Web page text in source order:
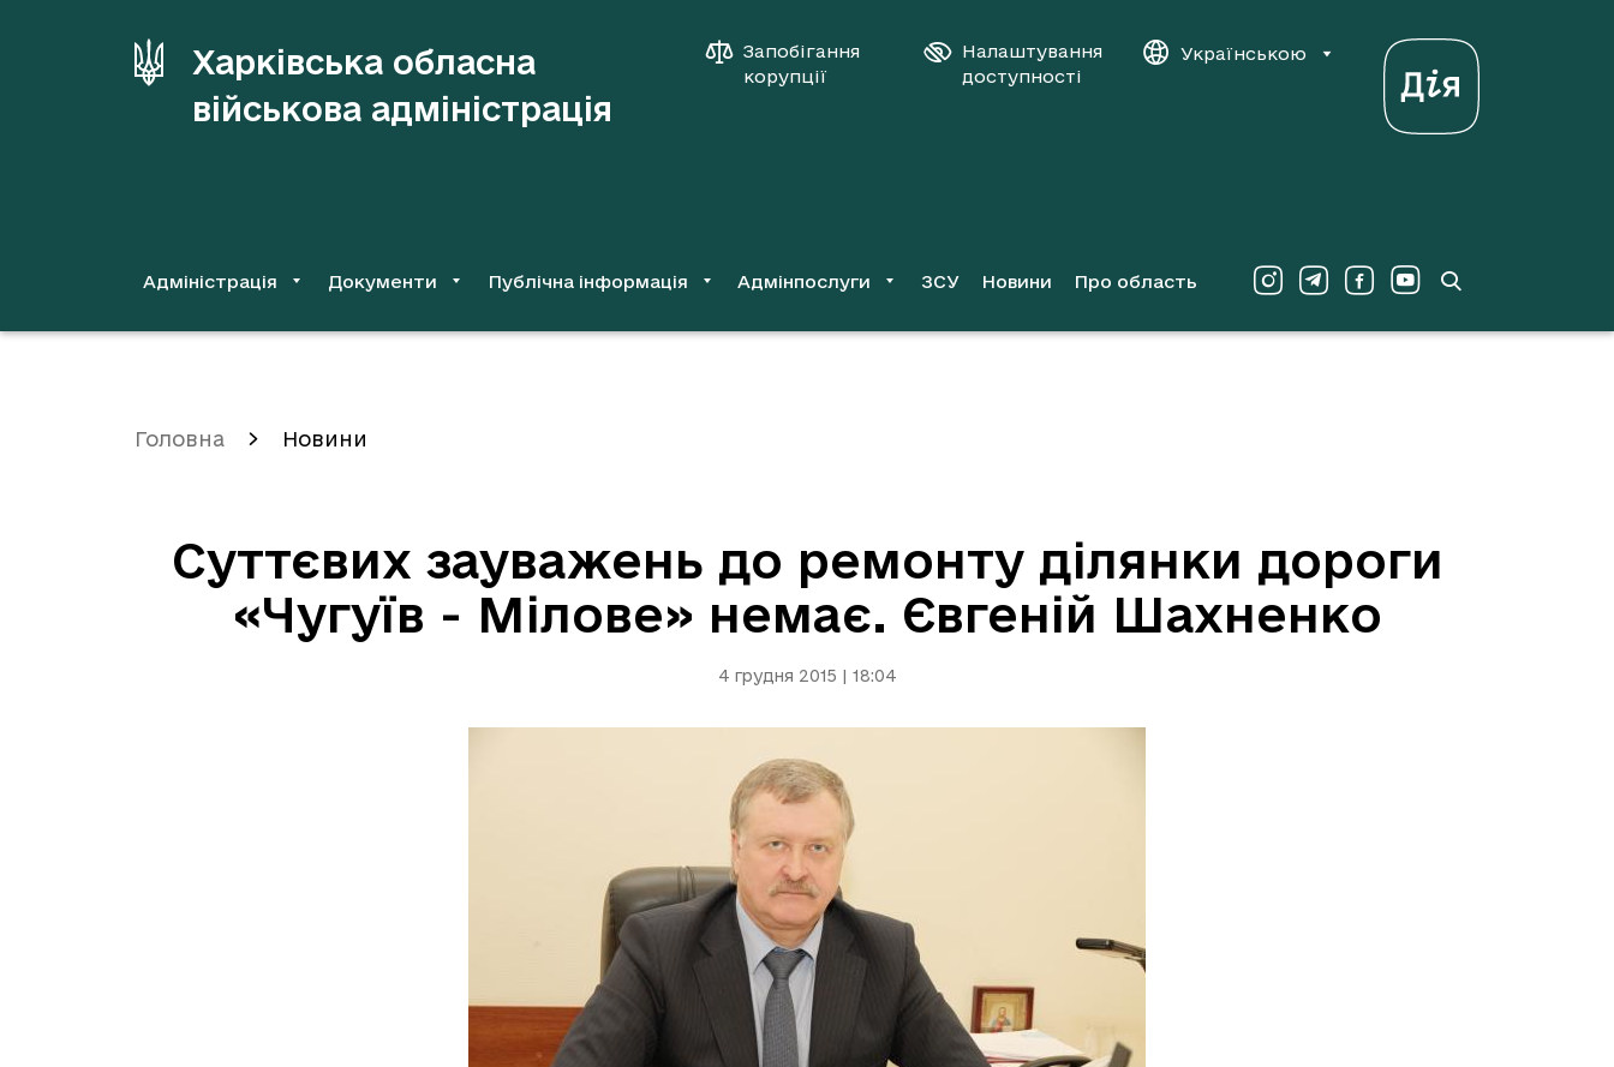
Харківська обласна
військова адміністрація
Запобігання
корупції
Налаштування
доступності
Українською
Адміністрація Документи Публічна інформація Адмінпослуги ЗСУ Новини Про область
Головна Новини
Суттєвих зауважень до ремонту ділянки дороги
«Чугуїв - Мілове» немає. Євгеній Шахненко
4 грудня 2015 | 18:04